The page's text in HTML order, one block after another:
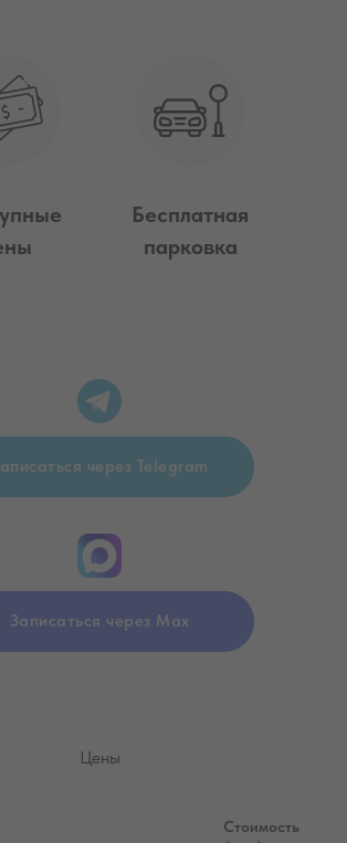
Бесплатная
парковка
Записаться через Max
через Telegram
Цены
Стоимость